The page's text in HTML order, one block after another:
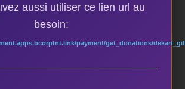
ne sera pas publiée.
avec
aussi utiliser ce lien url au
besoin:
payment/get_donations/